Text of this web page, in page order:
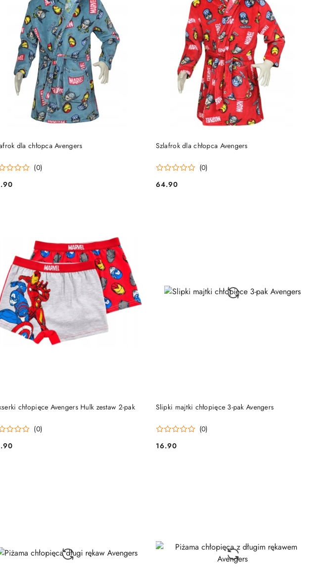
dla chłopca Avengers
(0)
DO KOSZYKA Szlafrok dla chłopca Avengers
(0)
Cena:
64.90
DO KOSZYKA
chłopięce Avengers Hulk zestaw 2-pak
(0)
DO KOSZYKA Slipki majtki chłopięce 3-pak Avengers
(0)
Cena:
16.90
DO KOSZYKA